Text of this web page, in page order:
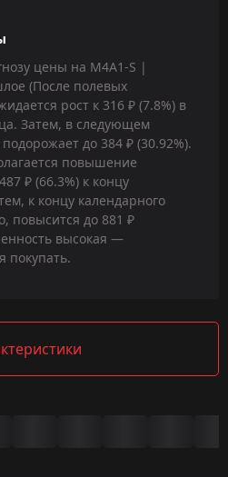
цены на M4A1-S |
(После полевых
рост к 316 ₽ (7.8%) в
Затем, в следующем
до 384 ₽ (30.92%).
повышение
₽ (66.3%) к концу
к концу календарного
повысится до 881 ₽
высокая —
покупать.